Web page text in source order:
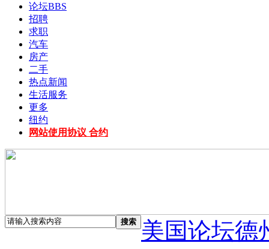
论坛BBS
招聘
求职
汽车
房产
二手
热点新闻
生活服务
更多
纽约
网站使用协议 合约
搜索
美国论坛德